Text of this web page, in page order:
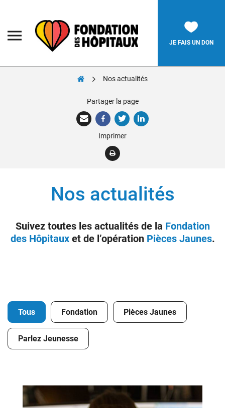
des
Hôpitaux
JE FAIS UN DON
Nos réalisations
Nous soutenir
Presse
Nos actualités
Partager la page
Imprimer
Nos actualités
Suivez toutes les actualités de la Fondation
des Hôpitauxet de l’opération Pièces Jaunes.
Tous Fondation Pièces Jaunes
Parlez Jeunesse